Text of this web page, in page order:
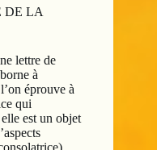
DE LA
lettre de
à
éprouve à
qui
est un objet